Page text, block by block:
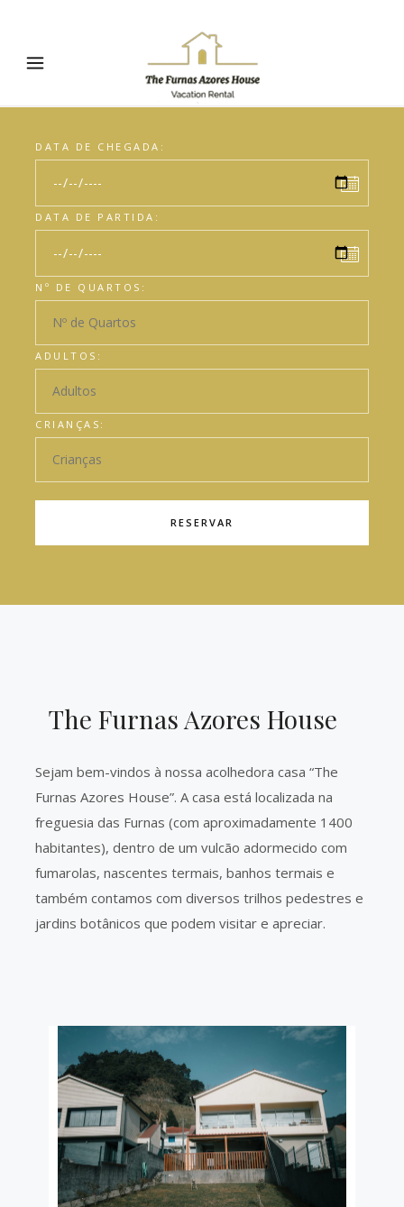
DATA DE CHEGADA:
DATA DE PARTIDA:
Nº DE QUARTOS:
ADULTOS:
CRIANÇAS:
RESERVAR
The Furnas Azores House
Sejam bem-vindos à nossa acolhedora casa “The
Furnas Azores House”. A casa está localizada na
freguesia das Furnas (com aproximadamente 1400
habitantes), dentro de um vulcão adormecido com
fumarolas, nascentes termais, banhos termais e
também contamos com diversos trilhos pedestres e
jardins botânicos que podem visitar e apreciar.